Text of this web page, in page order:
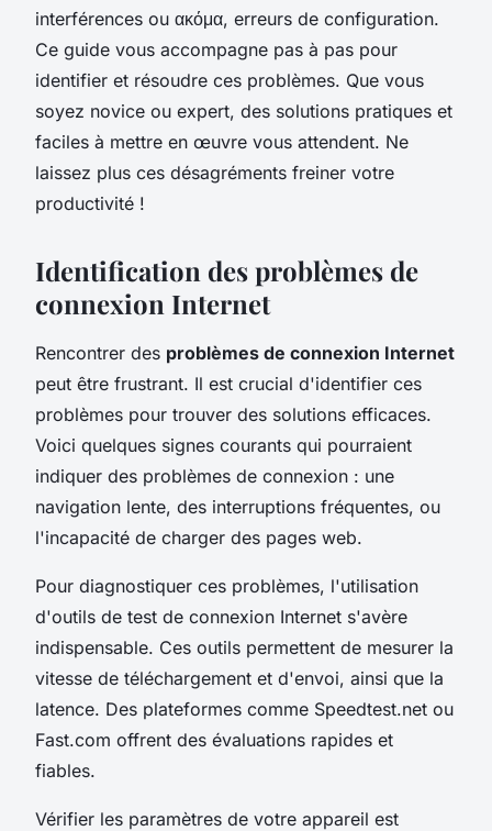
interférences ou ακόμα, erreurs de configuration.
Ce guide vous accompagne pas à pas pour
identifier et résoudre ces problèmes. Que vous
soyez novice ou expert, des solutions pratiques et
faciles à mettre en œuvre vous attendent. Ne
laissez plus ces désagréments freiner votre
productivité !
Identification des problèmes de
connexion Internet
Rencontrer des problèmes de connexion Internet
peut être frustrant. Il est crucial d'identifier ces
problèmes pour trouver des solutions efficaces.
Voici quelques signes courants qui pourraient
indiquer des problèmes de connexion : une
navigation lente, des interruptions fréquentes, ou
l'incapacité de charger des pages web.
Pour diagnostiquer ces problèmes, l'utilisation
d'outils de test de connexion Internet s'avère
indispensable. Ces outils permettent de mesurer la
vitesse de téléchargement et d'envoi, ainsi que la
latence. Des plateformes comme Speedtest.net ou
Fast.com offrent des évaluations rapides et
fiables.
Vérifier les paramètres de votre appareil est